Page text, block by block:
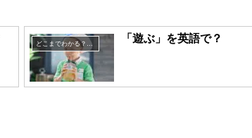
どこまでわかる？英語表現クイズ 「遊ぶ」を英語で？